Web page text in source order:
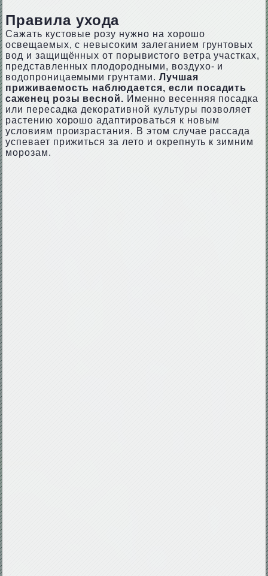
Правила ухода
Сажать кустовые розу нужно на хорошо
освещаемых, с невысоким залеганием грунтовых
вод и защищённых от порывистого ветра участках,
представленных плодородными, воздухо- и
водопроницаемыми грунтами. Лучшая
приживаемость наблюдается, если посадить
саженец розы весной. Именно весенняя посадка
или пересадка декоративной культуры позволяет
растению хорошо адаптироваться к новым
условиям произрастания. В этом случае рассада
успевает прижиться за лето и окрепнуть к зимним
морозам.